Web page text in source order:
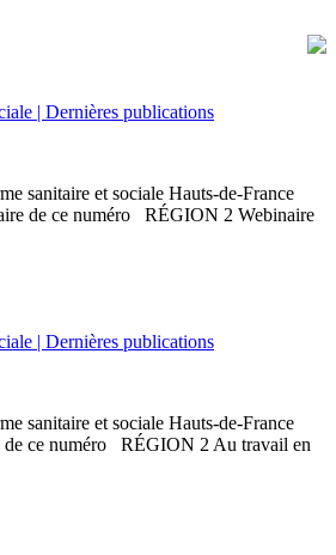
| Dernières publications
sanitaire et sociale Hauts-de-France
de ce numéro RÉGION 2 Webinaire
| Dernières publications
sanitaire et sociale Hauts-de-France
ce numéro RÉGION 2 Au travail en